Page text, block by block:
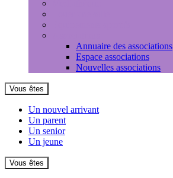
Annuaire des associations
Espace associations
Nouvelles associations
Vous êtes
Un nouvel arrivant
Un parent
Un senior
Un jeune
Vous êtes